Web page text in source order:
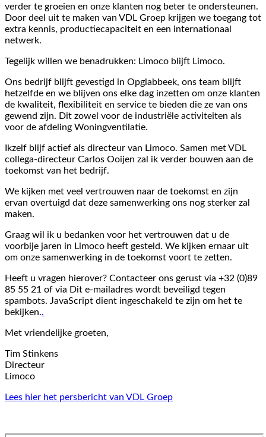
verder te groeien en onze klanten nog beter te ondersteunen.
Door deel uit te maken van VDL Groep krijgen we toegang tot
extra kennis, productiecapaciteit en een internationaal
netwerk.
Tegelijk willen we benadrukken: Limoco blijft Limoco.
Ons bedrijf blijft gevestigd in Opglabbeek, ons team blijft
hetzelfde en we blijven ons elke dag inzetten om onze klanten
de kwaliteit, flexibiliteit en service te bieden die ze van ons
gewend zijn. Dit zowel voor de industriële activiteiten als
voor de afdeling Woningventilatie.
Ikzelf blijf actief als directeur van Limoco. Samen met VDL
collega-directeur Carlos Ooijen zal ik verder bouwen aan de
toekomst van het bedrijf.
We kijken met veel vertrouwen naar de toekomst en zijn
ervan overtuigd dat deze samenwerking ons nog sterker zal
maken.
Graag wil ik u bedanken voor het vertrouwen dat u de
voorbije jaren in Limoco heeft gesteld. We kijken ernaar uit
om onze samenwerking in de toekomst voort te zetten.
Heeft u vragen hierover? Contacteer ons gerust via +32 (0)89
85 55 21 of via Dit e-mailadres wordt beveiligd tegen
spambots. JavaScript dient ingeschakeld te zijn om het te
bekijken..
Met vriendelijke groeten,
Tim Stinkens
Directeur
Limoco
Lees hier het persbericht van VDL Groep